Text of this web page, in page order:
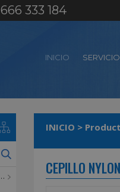
666 333 184
INICIO
INICIO >
CEPILLO